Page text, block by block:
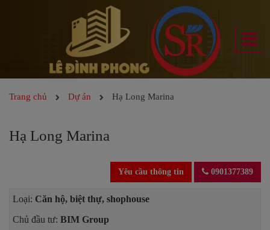
Trang chủ Dự án Hạ Long Marina
Hạ Long Marina
Yêu cầu thông tin 0901377389
Loại: Căn hộ, biệt thự, shophouse
Chủ đầu tư: BIM Group